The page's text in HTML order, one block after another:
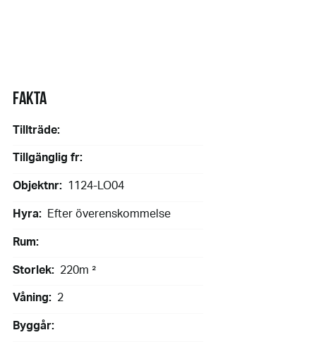
FAKTA
Tillträde:
Tillgänglig fr:
Objektnr: 1124-LO04
Hyra: Efter överenskommelse
Rum:
Storlek: 220m ²
Våning: 2
Byggår: